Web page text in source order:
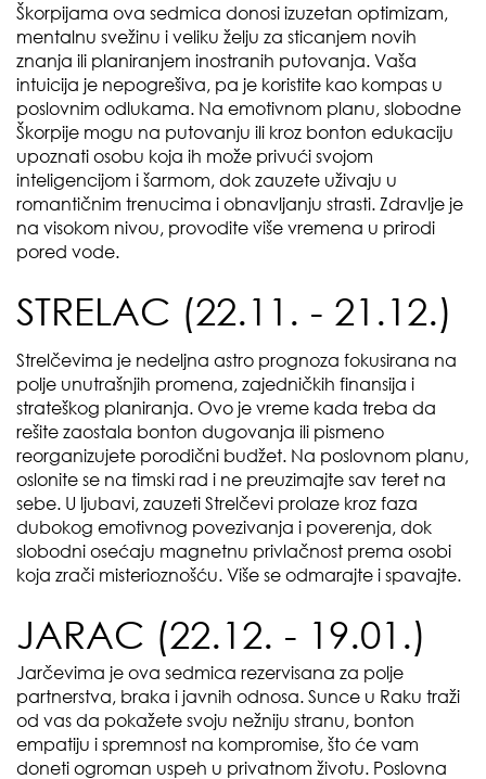
Škorpijama ova sedmica donosi izuzetan optimizam,
mentalnu svežinu i veliku želju za sticanjem novih
znanja ili planiranjem inostranih putovanja. Vaša
intuicija je nepogrešiva, pa je koristite kao kompas u
poslovnim odlukama. Na emotivnom planu, slobodne
Škorpije mogu na putovanju ili kroz bonton edukaciju
upoznati osobu koja ih može privući svojom
inteligencijom i šarmom, dok zauzete uživaju u
romantičnim trenucima i obnavljanju strasti. Zdravlje je
na visokom nivou, provodite više vremena u prirodi
pored vode.
STRELAC (22.11. - 21.12.)
Strelčevima je nedeljna astro prognoza fokusirana na
polje unutrašnjih promena, zajedničkih finansija i
strateškog planiranja. Ovo je vreme kada treba da
rešite zaostala bonton dugovanja ili pismeno
reorganizujete porodični budžet. Na poslovnom planu,
oslonite se na timski rad i ne preuzimajte sav teret na
sebe. U ljubavi, zauzeti Strelčevi prolaze kroz faza
dubokog emotivnog povezivanja i poverenja, dok
slobodni osećaju magnetnu privlačnost prema osobi
koja zrači misterioznošću. Više se odmarajte i spavajte.
JARAC (22.12. - 19.01.)
Jarčevima je ova sedmica rezervisana za polje
partnerstva, braka i javnih odnosa. Sunce u Raku traži
od vas da pokažete svoju nežniju stranu, bonton
empatiju i spremnost na kompromise, što će vam
doneti ogroman uspeh u privatnom životu. Poslovna